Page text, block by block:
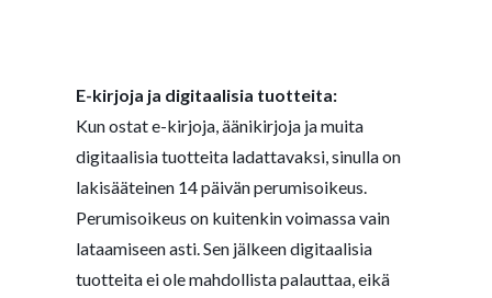
E-kirjoja ja digitaalisia tuotteita:
Kun ostat e-kirjoja, äänikirjoja ja muita
digitaalisia tuotteita ladattavaksi, sinulla on
lakisääteinen 14 päivän perumisoikeus.
Perumisoikeus on kuitenkin voimassa vain
lataamiseen asti. Sen jälkeen digitaalisia
tuotteita ei ole mahdollista palauttaa, eikä